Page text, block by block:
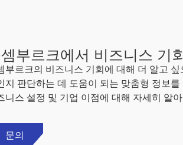
부르크에서 비즈니스 기
부르크의 비즈니스 기회에 대해 더 알고
지 판단하는 데 도움이 되는 맞춤형 정보
니스 설정 및 기업 이점에 대해 자세히 알
문의